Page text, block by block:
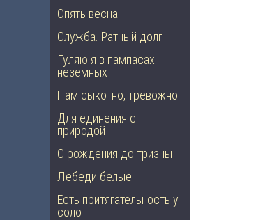
Опять весна
Служба. Ратный долг
Гуляю я в пампасах
неземных
Нам сыкотно, тревожно
Для единения с
природой
С рождения до тризны
Лебеди белые
Есть притягательность у
соло